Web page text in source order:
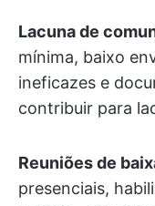
Lacuna de
mínima, baixo
ineficazes e
contribuir para
Reuniões de
presenciais,